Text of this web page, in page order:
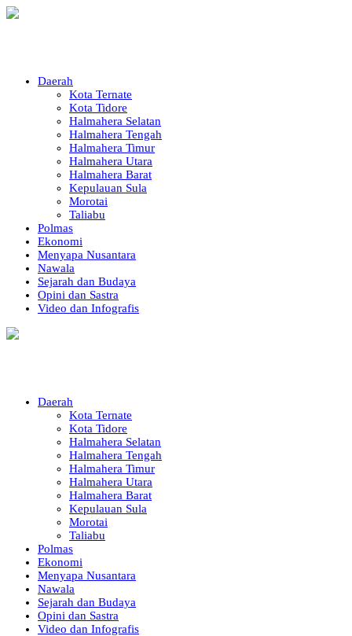
Daerah
Kota Ternate
Kota Tidore
Halmahera Selatan
Halmahera Tengah
Halmahera Timur
Halmahera Utara
Halmahera Barat
Kepulauan Sula
Morotai
Taliabu
Polmas
Ekonomi
Menyapa Nusantara
Nawala
Sejarah dan Budaya
Opini dan Sastra
Video dan Infografis
Daerah
Kota Ternate
Kota Tidore
Halmahera Selatan
Halmahera Tengah
Halmahera Timur
Halmahera Utara
Halmahera Barat
Kepulauan Sula
Morotai
Taliabu
Polmas
Ekonomi
Menyapa Nusantara
Nawala
Sejarah dan Budaya
Opini dan Sastra
Video dan Infografis